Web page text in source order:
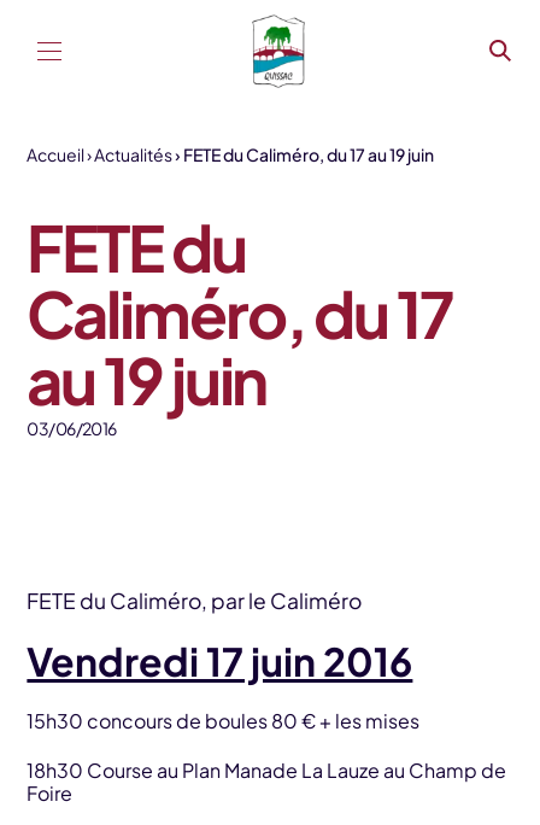
Accueil Actualités FETE du Caliméro, du 17 au 19 juin
FETE du
Caliméro, du 17
au 19 juin
03/06/2016
FETE du Caliméro, par le Caliméro
Vendredi 17 juin 2016
15h30 concours de boules 80 € + les mises
18h30 Course au Plan Manade La Lauze au Champ de
Foire